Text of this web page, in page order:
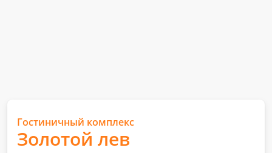
Гостиничный комплекс
Золотой лев